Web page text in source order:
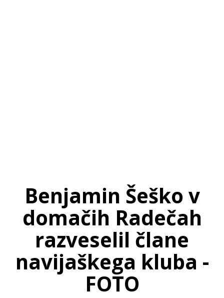
Benjamin Šeško v
domačih Radečah
razveselil člane
navijaškega kluba -
FOTO